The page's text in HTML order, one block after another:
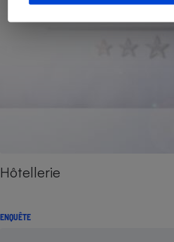
Hôtellerie
ENQUÊTE